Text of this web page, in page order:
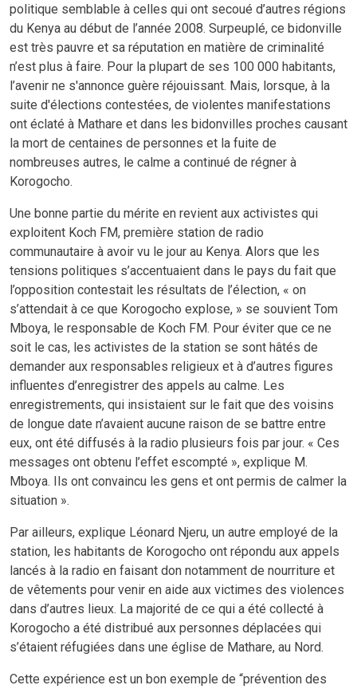
politique semblable à celles qui ont secoué d’autres régions
du Kenya au début de l’année 2008. Surpeuplé, ce bidonville
est très pauvre et sa réputation en matière de criminalité
n’est plus à faire. Pour la plupart de ses 100 000 habitants,
l’avenir ne s'annonce guère réjouissant. Mais, lorsque, à la
suite d'élections contestées, de violentes manifestations
ont éclaté à Mathare et dans les bidonvilles proches causant
la mort de centaines de personnes et la fuite de
nombreuses autres, le calme a continué de régner à
Korogocho.
Une bonne partie du mérite en revient aux activistes qui
exploitent Koch FM, première station de radio
communautaire à avoir vu le jour au Kenya. Alors que les
tensions politiques s’accentuaient dans le pays du fait que
l’opposition contestait les résultats de l’élection, « on
s’attendait à ce que Korogocho explose, » se souvient Tom
Mboya, le responsable de Koch FM. Pour éviter que ce ne
soit le cas, les activistes de la station se sont hâtés de
demander aux responsables religieux et à d’autres figures
influentes d’enregistrer des appels au calme. Les
enregistrements, qui insistaient sur le fait que des voisins
de longue date n’avaient aucune raison de se battre entre
eux, ont été diffusés à la radio plusieurs fois par jour. « Ces
messages ont obtenu l’effet escompté », explique M.
Mboya. Ils ont convaincu les gens et ont permis de calmer la
situation ».
Par ailleurs, explique Léonard Njeru, un autre employé de la
station, les habitants de Korogocho ont répondu aux appels
lancés à la radio en faisant don notamment de nourriture et
de vêtements pour venir en aide aux victimes des violences
dans d’autres lieux. La majorité de ce qui a été collecté à
Korogocho a été distribué aux personnes déplacées qui
s’étaient réfugiées dans une église de Mathare, au Nord.
Cette expérience est un bon exemple de “prévention des